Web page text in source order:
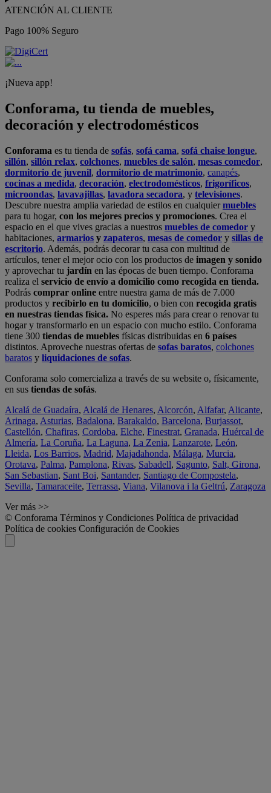
ATENCIÓN AL CLIENTE
Pago 100% Seguro
¡Nueva app!
Conforama, tu tienda de muebles,
decoración y electrodomésticos
Conforama es tu tienda de sofás, sofá cama, sofá chaise longue,
sillón, sillón relax, colchones, muebles de salón, mesas comedor,
dormitorio de juvenil, dormitorio de matrimonio, canapés,
cocinas a medida, decoración, electrodomésticos, frigoríficos,
microondas, lavavajillas, lavadora secadora, y televisiones.
Descubre nuestra amplia variedad de estilos en cualquiermuebles
para tu hogar, con los mejores precios y promociones. Crea el
espacio en el que vives gracias a nuestros muebles de comedor y
habitaciones, armarios y zapateros, mesas de comedor y sillas de
escritorio. Además, podrás decorar tu casa con multitud de
artículos, tener el mejor ocio con los productos de imagen y sonido
y aprovechar tu jardín en las épocas de buen tiempo. Conforama
realiza el servicio de envío a domicilio como recogida en tienda.
Podrás comprar online entre nuestra gama de más de 7.000
productos y recibirlo en tu domicilio, o bien con recogida gratis
en nuestras tiendas física. No esperes más para crear o renovar tu
hogar y transformarlo en un espacio con mucho estilo. Conforama
tiene 300 tiendas de muebles físicas distribuidas en 6 países
distintos. Aproveche nuestras ofertas de sofas baratos, colchones
baratos y liquidaciones de sofas.
Conforama solo comercializa a través de su website o, físicamente,
en sus tiendas de sofás.
Alcalá de Guadaíra, Alcalá de Henares, Alcorcón, Alfafar, Alicante,
Arinaga, Asturias, Badalona, Barakaldo, Barcelona, Burjassot,
Castellón, Chafiras, Cordoba, Elche, Finestrat, Granada, Huércal de
Almería, La Coruña, La Laguna, La Zenia, Lanzarote, León,
Lleida, Los Barrios, Madrid, Majadahonda, Málaga, Murcia,
Orotava, Palma, Pamplona, Rivas, Sabadell, Sagunto, Salt, Girona,
San Sebastian, Sant Boi, Santander, Santiago de Compostela,
Sevilla, Tamaraceite, Terrassa, Viana, Vilanova i la Geltrú, Zaragoza
Ver más >>
© Conforama Términos y Condiciones Política de privacidad
Política de cookies Configuración de Cookies